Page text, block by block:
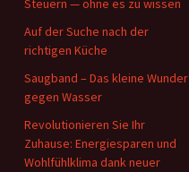
Steuern — ohne es zu wissen
Auf der Suche nach der
richtigen Küche
Saugband – Das kleine Wunder
gegen Wasser
Revolutionieren Sie Ihr
Zuhause: Energiesparen und
Wohlfühlklima dank neuer